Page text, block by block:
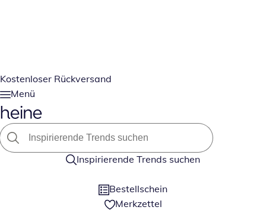
Kostenloser Rückversand
Menü
Inspirierende Trends suchen
Bestellschein
Merkzettel